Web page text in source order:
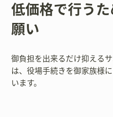
低価格で行う
願い
御負担を出来るだけ抑える
は、役場手続きを御家族様
います。